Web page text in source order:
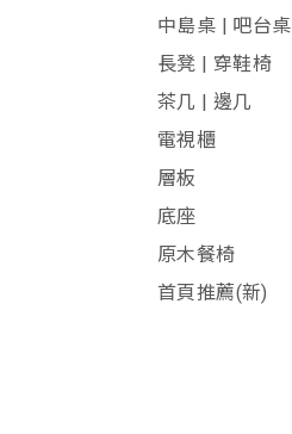
中島桌 | 吧台桌
長凳 | 穿鞋椅
茶几 | 邊几
電視櫃
層板
底座
原木餐椅
首頁推薦(新)